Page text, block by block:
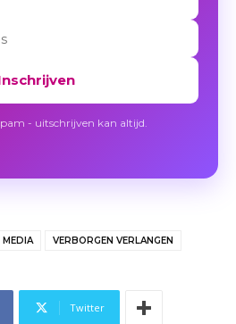
- uitschrijven kan altijd.
MEDIA VERBORGEN VERLANGEN
Twitter